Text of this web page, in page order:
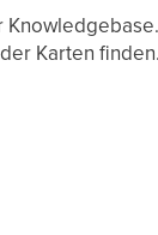
Karten finden.